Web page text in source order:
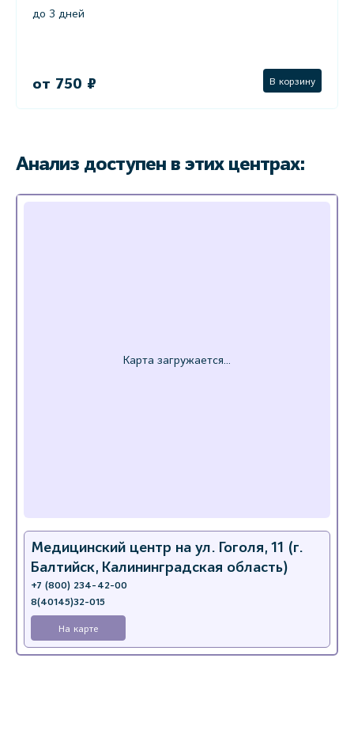
до 3 дней
от 750 ₽ В корзину
Анализ доступен в этих центрах:
Медицинский центр на ул. Гоголя, 11 (г.
Балтийск, Калининградская область)
+7 (800) 234-42-00
8(40145)32-015
На карте